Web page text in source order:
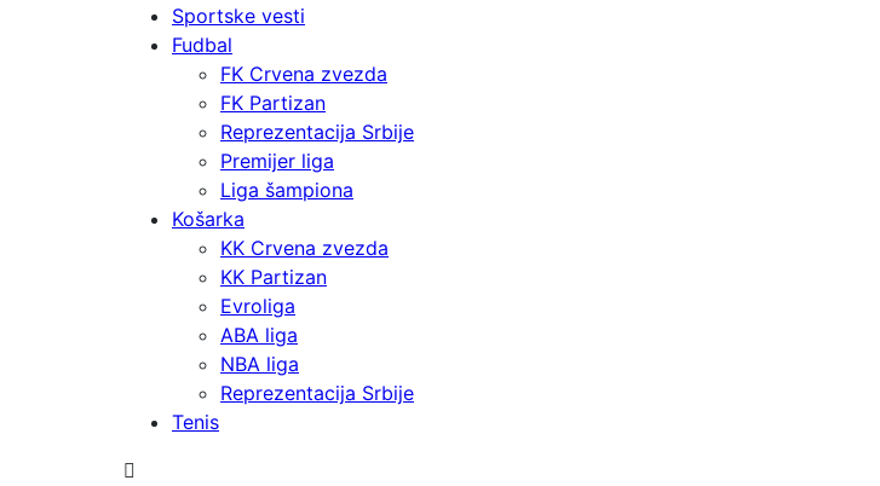
Sportske vesti
Fudbal
FK Crvena zvezda
FK Partizan
Reprezentacija Srbije
Premijer liga
Liga šampiona
Košarka
KK Crvena zvezda
KK Partizan
Evroliga
ABA liga
NBA liga
Reprezentacija Srbije
Tenis